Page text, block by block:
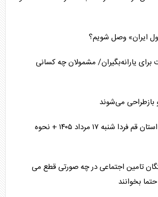
ایران» وصل شویم؟
برای یارانه‌بگیران/ مشمولان چه کسانی
می‌شوند
جدول قطعی برق استان قم فردا شنبه ۱۷ مرداد ۱۴۰۵ + نحوه
تامین اجتماعی در چه صورتی قطع می
بخوانند